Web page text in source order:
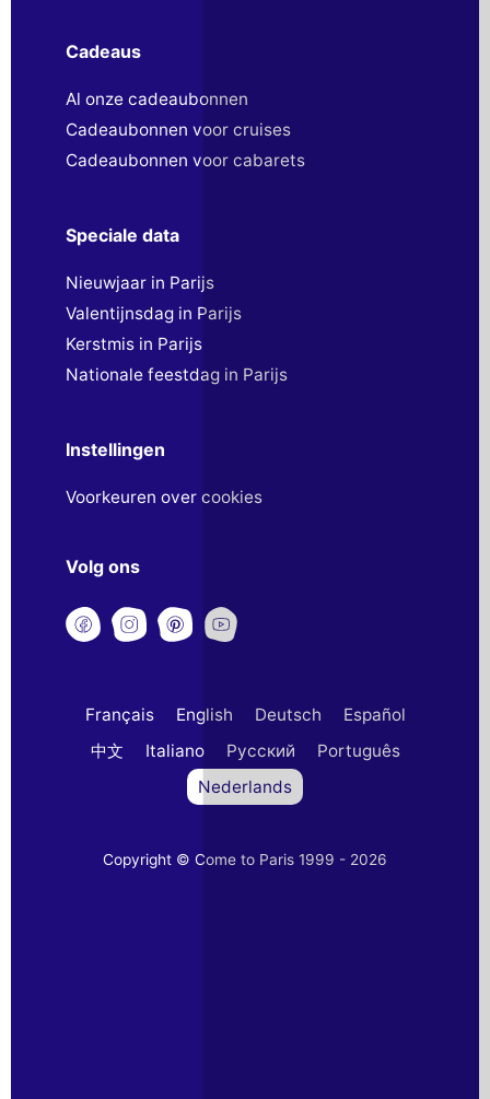
Cadeaus
Al onze cadeaubonnen
Cadeaubonnen voor cruises
Cadeaubonnen voor cabarets
Speciale data
Nieuwjaar in Parijs
Valentijnsdag in Parijs
Kerstmis in Parijs
Nationale feestdag in Parijs
Instellingen
Voorkeuren over cookies
Volg ons
Français English Deutsch
Español
中文
Italiano Русский
Português
Nederlands
Copyright © Come to Paris 1999 - 2026